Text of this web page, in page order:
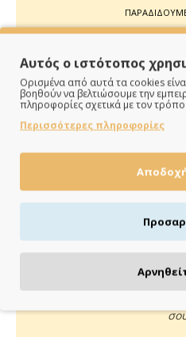
Πιστωτική/χρεωστική
Αυτός ο ιστότοπος
Ορισμένα από αυτά τα cookies
βοηθούν να βελτιώσουμε την
πληροφορίες σχετικά με τον
Περισσότερες πληροφορίες